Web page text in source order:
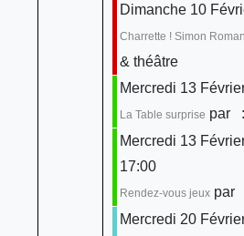
Dimanche 10
Charrette ! Simon
& théâtre
Mercredi 13
La Table surprise par
Mercredi 13
17:00
Rendez-vous jeuxpar
Mercredi 20